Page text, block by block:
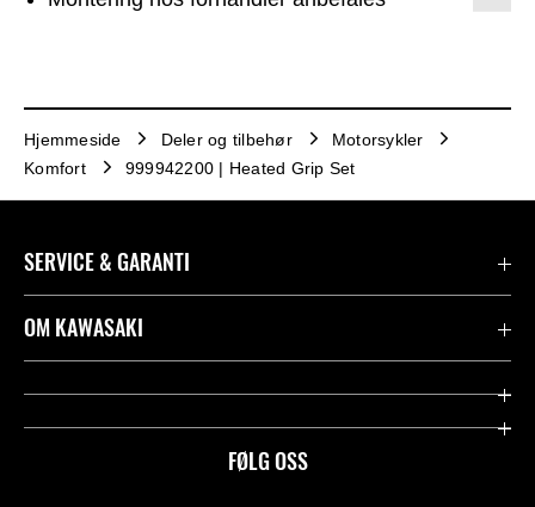
Hjemmeside Deler og tilbehør
Motorsykler
Komfort
999942200 | Heated Grip Set
FØLG OSS
SERVICE & GARANTI
Garanti
Kontakt oss
OM KAWASAKI
Firma